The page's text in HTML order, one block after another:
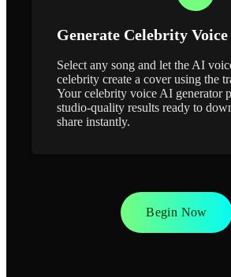
Generate Celebrity Voice
Select any song and let the AI
celebrity create a cover using the
Your celebrity voice AI generator
studio-quality results ready to
share instantly.
Begin Now